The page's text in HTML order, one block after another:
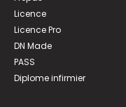
Licence
Licence Pro
DN Made
PASS
Diplome infirmier